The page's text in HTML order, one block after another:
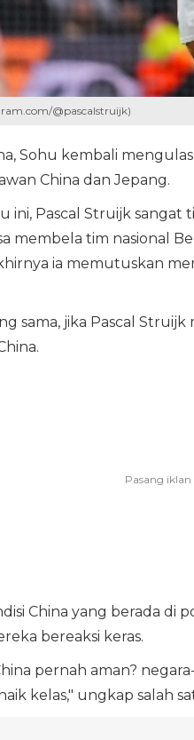
@pascalstruijk)
Sohu kembali
China dan Jepang.
ini, Pascal Struijk sangat
membela tim nasional
ia memutuskan
sama, jika Pascal
China yang berada di
bereaksi keras.
pernah aman?
kelas," ungkap salah